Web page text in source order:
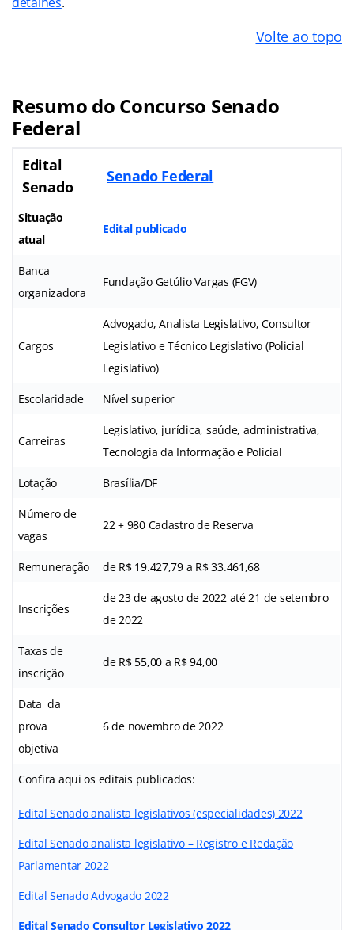
Volte ao topo
Resumo do Concurso Senado
Federal
Edital
Senado
Senado Federal
Situação
atual
Edital publicado
Banca
organizadora
Fundação Getúlio Vargas (FGV)
Cargos
Advogado, Analista Legislativo, Consultor
Legislativo e Técnico Legislativo (Policial
Legislativo)
Escolaridade Nível superior
Carreiras
Legislativo, jurídica, saúde, administrativa,
Tecnologia da Informação e Policial
Lotação Brasília/DF
Número de
vagas
22 + 980 Cadastro de Reserva
Remuneração de R$ 19.427,79 a R$ 33.461,68
Inscrições
de 23 de agosto de 2022 até 21 de setembro
de 2022
Taxas de
inscrição
de R$ 55,00 a R$ 94,00
Data da
prova
objetiva
6 de novembro de 2022
Confira aqui os editais publicados:
Edital Senado analista legislativos (especialidades) 2022
Edital Senado analista legislativo – Registro e Redação
Parlamentar 2022
Edital Senado Advogado 2022
Edital Senado Consultor Legislativo 2022